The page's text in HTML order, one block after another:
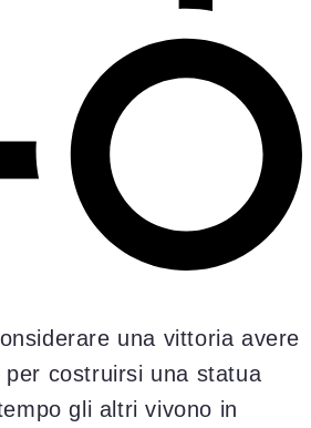
una vittoria avere
per costruirsi una statua
gli altri vivono in